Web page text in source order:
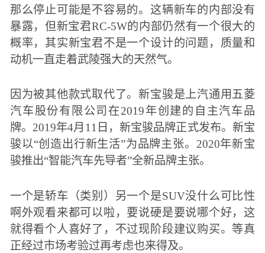
那么停止可能是不容易的。这辆新车的内部没有
暴露，但新宝君RC-5W的内部仍然有一个很大的
概率，其实新宝君不是一个设计的问题，质量和
动机一直走着武陵强大的天然气。
因为被其他款式取代了。新宝骏是上汽通用五菱
汽车股份有限公司在2019年创建的自主汽车品
牌。2019年4月11日，新宝骏品牌正式发布。新宝
骏以“创造出行新生活”为品牌主张。2020年新宝
骏推出“智能汽车先导者”全新品牌主张。
一个是轿车（类别）另一个是SUV没什么可比性
啊外观看来都可以啦，要说硬是要说哪个好，这
就得看个人喜好了，不过现阶段建议购买。等真
正经过市场考验过再考虑也来得及。